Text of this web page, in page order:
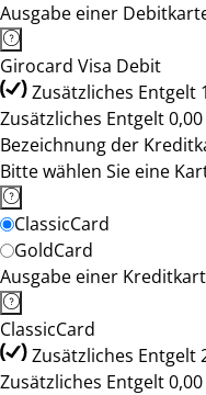
Ausgabe einer
Girocard Visa Debit
Zusätzliches Entgelt
Zusätzliches Entgelt
Bezeichnung der
Bitte wählen Sie eine
ClassicCard
GoldCard
Ausgabe einer
ClassicCard
Zusätzliches Entgelt
Zusätzliches Entgelt